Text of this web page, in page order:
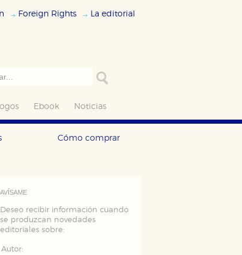
Foreign Rights La editorial
Ebook Noticias
Cómo comprar
AVÍSAME
Deseo recibir información cuando
se produzcan novedades
editoriales sobre:
Autor: